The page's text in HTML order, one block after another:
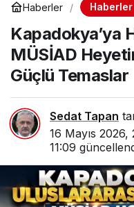
Haberler Haberler
Kapadokya’ya
MÜSİAD
Güçlü Temaslar
Sedat Tapan
16 Mayıs 2026,
11:09